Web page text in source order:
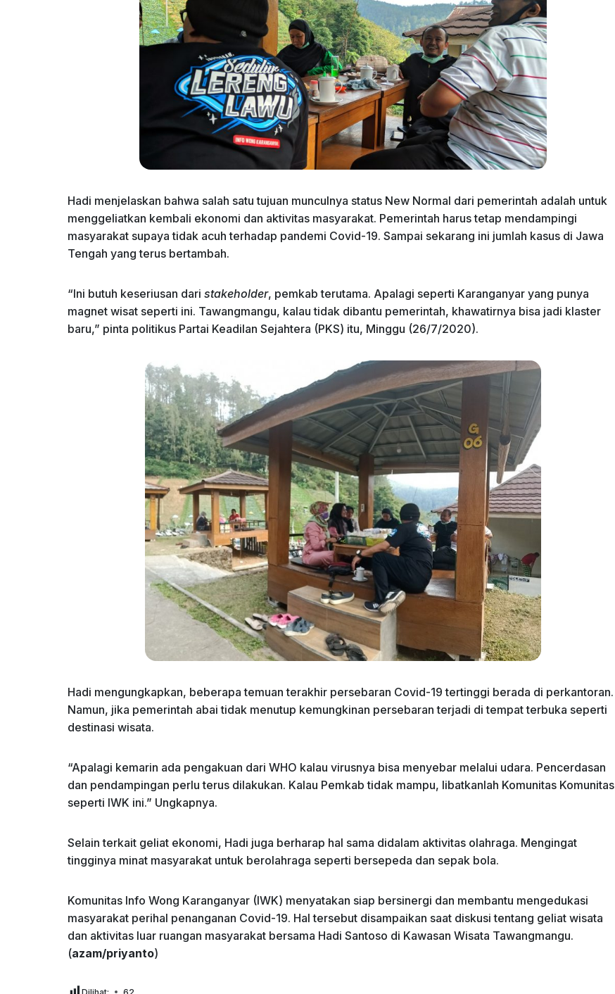
Hadi menjelaskan bahwa salah satu tujuan munculnya status New Normal dari pemerintah adalah untuk
menggeliatkan kembali ekonomi dan aktivitas masyarakat. Pemerintah harus tetap mendampingi
masyarakat supaya tidak acuh terhadap pandemi Covid-19. Sampai sekarang ini jumlah kasus di Jawa
Tengah yang terus bertambah.
“Ini butuh keseriusan dari stakeholder, pemkab terutama. Apalagi seperti Karanganyar yang punya
magnet wisat seperti ini. Tawangmangu, kalau tidak dibantu pemerintah, khawatirnya bisa jadi klaster
baru,” pinta politikus Partai Keadilan Sejahtera (PKS) itu, Minggu (26/7/2020).
Hadi mengungkapkan, beberapa temuan terakhir persebaran Covid-19 tertinggi berada di perkantoran.
Namun, jika pemerintah abai tidak menutup kemungkinan persebaran terjadi di tempat terbuka seperti
destinasi wisata.
“Apalagi kemarin ada pengakuan dari WHO kalau virusnya bisa menyebar melalui udara. Pencerdasan
dan pendampingan perlu terus dilakukan. Kalau Pemkab tidak mampu, libatkanlah Komunitas Komunitas
seperti IWK ini.” Ungkapnya.
Selain terkait geliat ekonomi, Hadi juga berharap hal sama didalam aktivitas olahraga. Mengingat
tingginya minat masyarakat untuk berolahraga seperti bersepeda dan sepak bola.
Komunitas Info Wong Karanganyar (IWK) menyatakan siap bersinergi dan membantu mengedukasi
masyarakat perihal penanganan Covid-19. Hal tersebut disampaikan saat diskusi tentang geliat wisata
dan aktivitas luar ruangan masyarakat bersama Hadi Santoso di Kawasan Wisata Tawangmangu.
(azam/priyanto)